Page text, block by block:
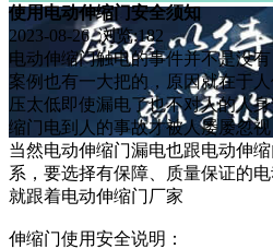
使用电动伸缩门安全须知
2023-08-26 浏览:182
电动伸缩门触电的事件并不是没
案例也有一大把的，原因就在于
压太低即使漏电了也不对人的人
缩门电到人的事故才被人屡屡忽
当然电动伸缩门漏电也跟电动伸
系，要选择有保障、质量保证的
就跟着电动伸缩门厂家
伸缩门使用安全说明：